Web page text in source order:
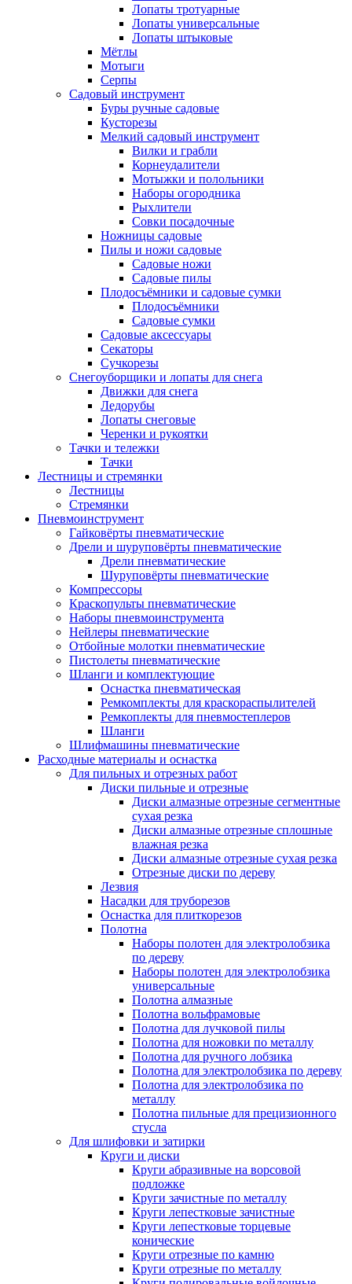
Лопаты тротуарные
Лопаты универсальные
Лопаты штыковые
Мётлы
Мотыги
Серпы
Садовый инструмент
Буры ручные садовые
Кусторезы
Мелкий садовый инструмент
Вилки и грабли
Корнеудалители
Мотыжки и полольники
Наборы огородника
Рыхлители
Совки посадочные
Ножницы садовые
Пилы и ножи садовые
Садовые ножи
Садовые пилы
Плодосъёмники и садовые сумки
Плодосъёмники
Садовые сумки
Садовые аксессуары
Секаторы
Сучкорезы
Снегоуборщики и лопаты для снега
Движки для снега
Ледорубы
Лопаты снеговые
Черенки и рукоятки
Тачки и тележки
Тачки
Лестницы и стремянки
Лестницы
Стремянки
Пневмоинструмент
Гайковёрты пневматические
Дрели и шуруповёрты пневматические
Дрели пневматические
Шуруповёрты пневматические
Компрессоры
Краскопульты пневматические
Наборы пневмоинструмента
Нейлеры пневматические
Отбойные молотки пневматические
Пистолеты пневматические
Шланги и комплектующие
Оснастка пневматическая
Ремкомплекты для краскораспылителей
Ремкоплекты для пневмостеплеров
Шланги
Шлифмашины пневматические
Расходные материалы и оснастка
Для пильных и отрезных работ
Диски пильные и отрезные
Диски алмазные отрезные сегментные
сухая резка
Диски алмазные отрезные сплошные
влажная резка
Диски алмазные отрезные сухая резка
Отрезные диски по дереву
Лезвия
Насадки для труборезов
Оснастка для плиткорезов
Полотна
Наборы полотен для электролобзика
по дереву
Наборы полотен для электролобзика
универсальные
Полотна алмазные
Полотна вольфрамовые
Полотна для лучковой пилы
Полотна для ножовки по металлу
Полотна для ручного лобзика
Полотна для электролобзика по дереву
Полотна для электролобзика по
металлу
Полотна пильные для прецизионного
стусла
Для шлифовки и затирки
Круги и диски
Круги абразивные на ворсовой
подложке
Круги зачистные по металлу
Круги лепестковые зачистные
Круги лепестковые торцевые
конические
Круги отрезные по камню
Круги отрезные по металлу